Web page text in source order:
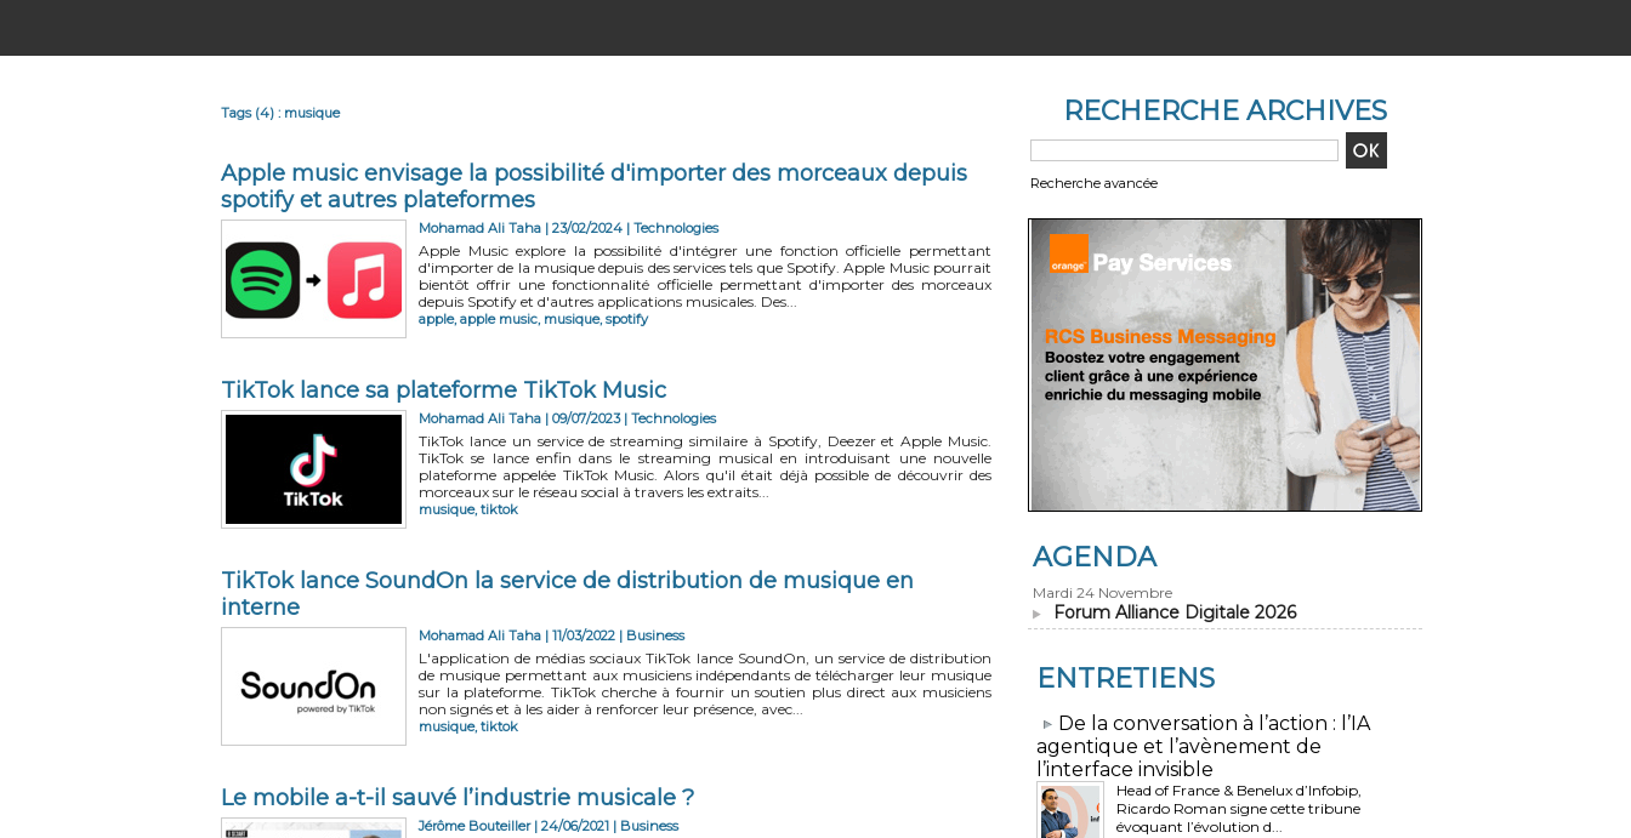
Tags (4) : musique
Apple music envisage la possibilité d'importer des morceaux depuis
spotify et autres plateformes
Mohamad Ali Taha | 23/02/2024 | Technologies
Apple Music explore la possibilité d'intégrer une fonction officielle permettant
d'importer de la musique depuis des services tels que Spotify. Apple Music pourrait
bientôt offrir une fonctionnalité officielle permettant d'importer des morceaux
depuis Spotify et d'autres applications musicales. Des...
apple,apple music, musique,spotify
TikTok lance sa plateforme TikTok Music
Mohamad Ali Taha | 09/07/2023| Technologies
TikTok lance un service de streaming similaire à Spotify, Deezer et Apple Music.
TikTok se lance enfin dans le streaming musical en introduisant une nouvelle
plateforme appelée TikTok Music. Alors qu'il était déjà possible de découvrir des
morceaux sur le réseau social à travers les extraits...
musique,tiktok
TikTok lance SoundOn la service de distribution de musique en
interne
Mohamad Ali Taha | 11/03/2022 | Business
L'application de médias sociaux TikTok lance SoundOn, un service de distribution
de musique permettant aux musiciens indépendants de télécharger leur musique
sur la plateforme. TikTok cherche à fournir un soutien plus direct aux musiciens
non signés et à les aider à renforcer leur présence, avec...
musique,tiktok
Le mobile a-t-il sauvé l’industrie musicale ?
Jérôme Bouteiller| 24/06/2021 | Business
RECHERCHE ARCHIVES
Recherche avancée
AGENDA
Mardi 24 Novembre
Forum Alliance Digitale 2026
ENTRETIENS
​De la conversation à l’action : l’IA
agentique et l’avènement de
l’interface invisible
Head of France & Benelux d’Infobip,
Ricardo Roman signe cette tribune
évoquant l’évolution d...